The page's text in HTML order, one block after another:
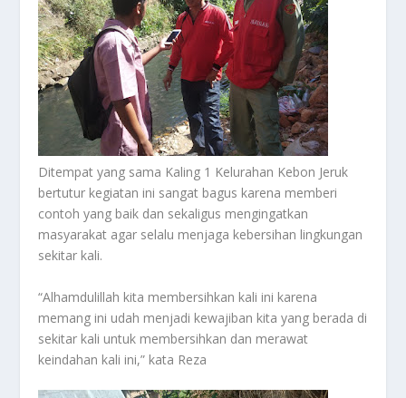
Ditempat yang sama Kaling 1 Kelurahan Kebon Jeruk
bertutur kegiatan ini sangat bagus karena memberi
contoh yang baik dan sekaligus mengingatkan
masyarakat agar selalu menjaga kebersihan lingkungan
sekitar kali.
“Alhamdulillah kita membersihkan kali ini karena
memang ini udah menjadi kewajiban kita yang berada di
sekitar kali untuk membersihkan dan merawat
keindahan kali ini,” kata Reza